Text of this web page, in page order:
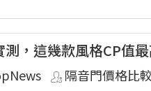
，這幾款風格CP值
隔音門價格比較